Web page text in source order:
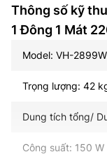
Thông số kỹ
1 Đông 1 Mát
Model: VH-
Trọng lượng: 42
Dung tích tổng/
Công suất: 150 W